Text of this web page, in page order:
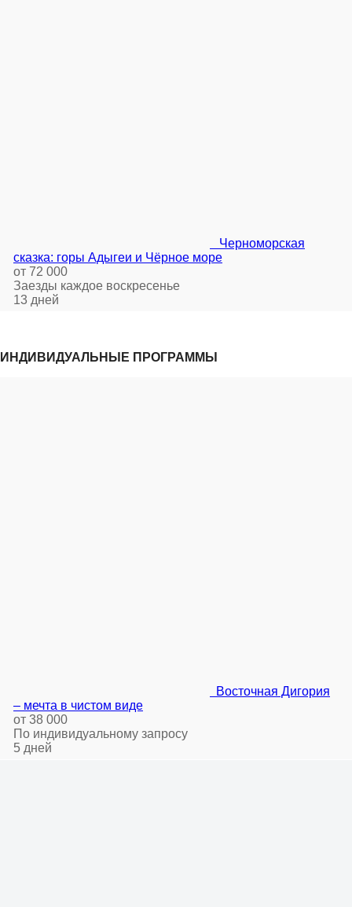
Черноморская
сказка: горы Адыгеи и Чёрное море
от 72 000
Заезды каждое воскресенье
13 дней
ИНДИВИДУАЛЬНЫЕ ПРОГРАММЫ
Восточная Дигория
– мечта в чистом виде
от 38 000
По индивидуальному запросу
5 дней